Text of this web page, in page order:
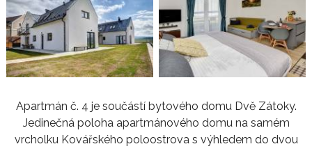
Apartmán č. 4 je součástí bytového domu Dvě Zátoky.
Jedinečná poloha apartmánového domu na samém
vrcholku Kovářského poloostrova s výhledem do dvou